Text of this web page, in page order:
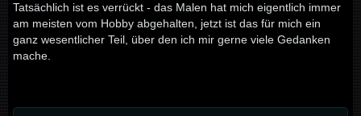
Tatsächlich ist es verrückt - das Malen hat mich eigentlich immer
am meisten vom Hobby abgehalten, jetzt ist das für mich ein
ganz wesentlicher Teil, über den ich mir gerne viele Gedanken
mache.